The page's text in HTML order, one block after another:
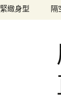
緊緻身型 隔